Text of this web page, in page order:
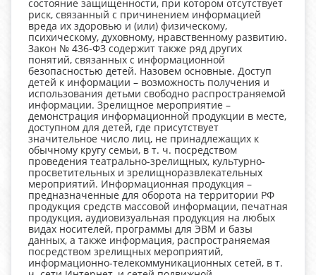
состояние защищенности, при котором отсутствует
риск, связанный с причинением информацией
вреда их здоровью и (или) физическому,
психическому, духовному, нравственному развитию.
Закон № 436-ФЗ содержит также ряд других
понятий, связанных с информационной
безопасностью детей. Назовем основные. Доступ
детей к информации – возможность получения и
использования детьми свободно распространяемой
информации. Зрелищное мероприятие –
демонстрация информационной продукции в месте,
доступном для детей, где присутствует
значительное число лиц, не принадлежащих к
обычному кругу семьи, в т. ч. посредством
проведения театрально-зрелищных, культурно-
просветительных и зрелищноразвлекательных
мероприятий. Информационная продукция –
предназначенные для оборота на территории РФ
продукция средств массовой информации, печатная
продукция, аудиовизуальная продукция на любых
видах носителей, программы для ЭВМ и базы
данных, а также информация, распространяемая
посредством зрелищных мероприятий,
информационно-телекоммуникационных сетей, в т.